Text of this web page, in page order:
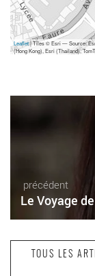
Leaflet| Tiles © Esri — Source:
(Hong Kong), Esri (Thailand),
précédent
Le Voyage
TOUS LES